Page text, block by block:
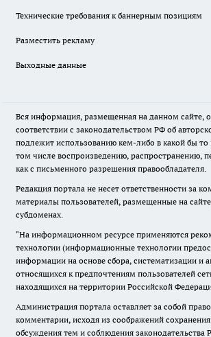
Технические требования к баннерным позициям
Разместить рекламу
Выходные данные
Вся информация, размещенная на данном сайте,
соответствии с законодательством РФ об
подлежит использованию кем-либо в какой бы
том числе воспроизведению, распространению,
как с письменного разрешения правообладателя.
Редакция портала не несет ответственности за
материалы пользователей, размещенные на
субдоменах.
"На информационном ресурсе применяются
технологии (информационные технологии
информации на основе сбора, систематизации и
относящихся к предпочтениям пользователей
находящихся на территории Российской
Администрация портала оставляет за собой
комментарии, исходя из соображений
обсуждения тем и соблюдения законодательства